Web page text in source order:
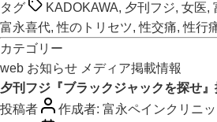
タグ
KADOKAWA, 夕刊フジ, 女医,
富永喜代,性のトリセツ,性交痛,性行
カテゴリー
web お知らせ メディア掲載情報
夕刊フジ『ブラックジャックを探せ
投稿者
作成者: 富永ペインクリニッ